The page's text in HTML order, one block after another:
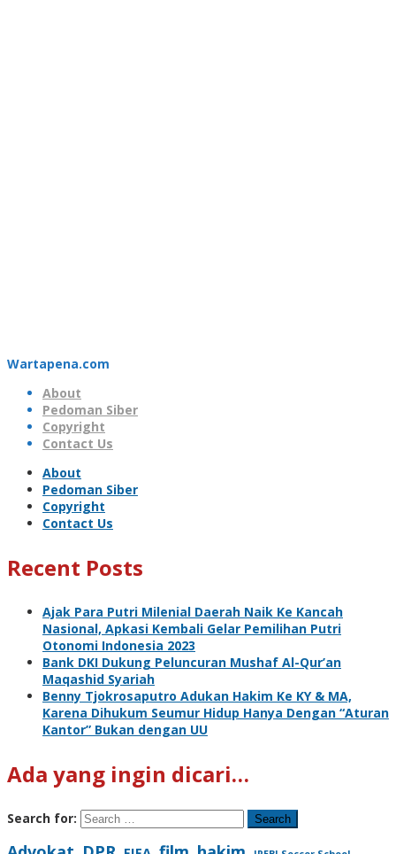
Wartapena.com
About
Pedoman Siber
Copyright
Contact Us
About
Pedoman Siber
Copyright
Contact Us
Recent Posts
Ajak Para Putri Milenial Daerah Naik Ke Kancah
Nasional, Apkasi Kembali Gelar Pemilihan Putri
Otonomi Indonesia 2023
Bank DKI Dukung Peluncuran Mushaf Al-Qur’an
Maqashid Syariah
Benny Tjokrosaputro Adukan Hakim Ke KY & MA,
Karena Dihukum Seumur Hidup Hanya Dengan “Aturan
Kantor” Bukan dengan UU
Ada yang ingin dicari…
Search for: